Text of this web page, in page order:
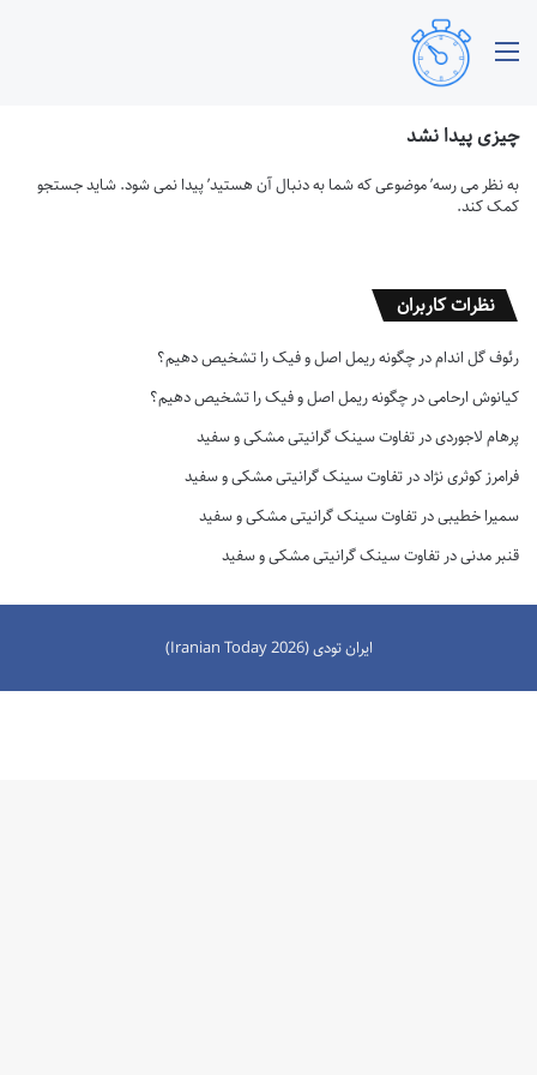
چیزی پیدا نشد
به نظر می رسه’ موضوعی که شما به دنبال آن هستید’ پیدا نمی شود. شاید جستجو
کمک کند.
نظرات کاربران
رئوف گل اندامدر چگونه ریمل اصل و فیک را تشخیص دهیم؟
کیانوش ارحامیدر چگونه ریمل اصل و فیک را تشخیص دهیم؟
پرهام لاجوردیدر تفاوت سینک گرانیتی مشکی و سفید
فرامرز کوثری نژاددر تفاوت سینک گرانیتی مشکی و سفید
سمیرا خطیبیدر تفاوت سینک گرانیتی مشکی و سفید
قنبر مدنیدر تفاوت سینک گرانیتی مشکی و سفید
ایران تودی (Iranian Today 2026)